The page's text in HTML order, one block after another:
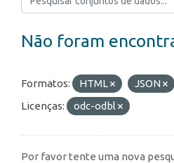
Não foram
Formatos: HTML JSON
Licenças:
odc-odbl
Por favor tente uma nova